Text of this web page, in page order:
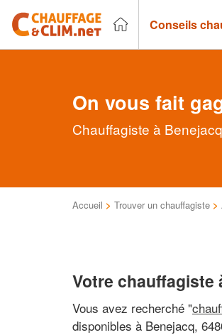
Conseils
On vous fait
Chauffagiste à
Accueil > Trouver un chauffagiste >
Votre chauffagiste
Vous avez recherché "
disponibles à Benejacq,